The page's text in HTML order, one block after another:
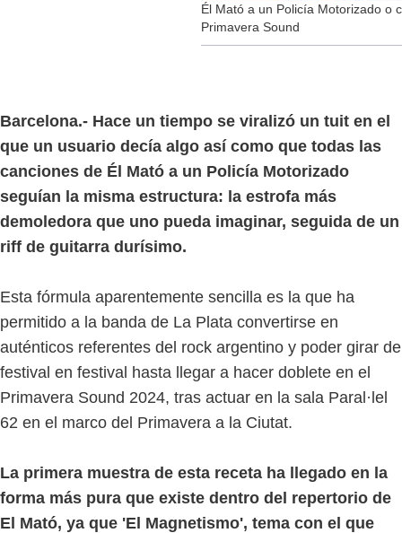
Él Mató a un Policía Motorizado o
Primavera Sound
Barcelona.- Hace un tiempo se viralizó un tuit en el
que un usuario decía algo así como que todas las
canciones de Él Mató a un Policía Motorizado
seguían la misma estructura: la estrofa más
demoledora que uno pueda imaginar, seguida de un
riff de guitarra durísimo.
Esta fórmula aparentemente sencilla es la que ha
permitido a la banda de La Plata convertirse en
auténticos referentes del rock argentino y poder girar de
festival en festival hasta llegar a hacer doblete en el
Primavera Sound 2024, tras actuar en la sala Paral·lel
62 en el marco del Primavera a la Ciutat.
La primera muestra de esta receta ha llegado en la
forma más pura que existe dentro del repertorio de
El Mató, ya que 'El Magnetismo', tema con el que